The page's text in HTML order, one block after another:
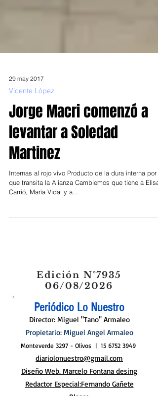
Vicente López
Jorge Macri comenzó a
levantar a Soledad
Martinez
Internas al rojo vivo Producto de la dura interna por
06/08/2026
Periódico Lo Nuestro
Director: Miguel "Tano" Armaleo
Monteverde 3297 - Olivos |
diariolonuestro@gmail.com
Diseño Web. Marcelo Fontana desing